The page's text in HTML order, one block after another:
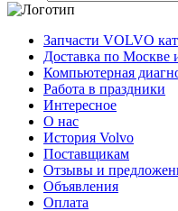
Запчасти VOLVO
Доставка по Москве
Компьютерная
Работа в праздники
Интересное
О нас
История Volvo
Поставщикам
Отзывы и
Объявления
Оплата